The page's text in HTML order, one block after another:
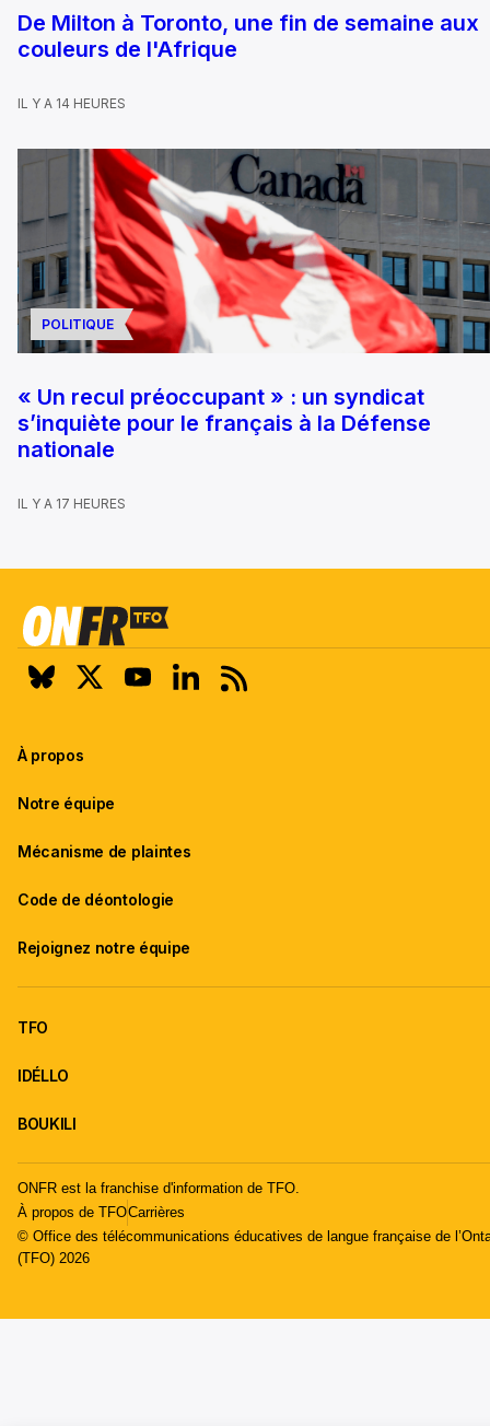
De Milton à Toronto, une fin de semaine aux
couleurs de l'Afrique
IL Y A 14 HEURES
POLITIQUE
« Un recul préoccupant » : un syndicat
s’inquiète pour le français à la Défense
nationale
IL Y A 17 HEURES
À propos
Notre équipe
Mécanisme de plaintes
Code de déontologie
Rejoignez notre équipe
TFO
IDÉLLO
BOUKILI
ONFR est la franchise d'information de TFO.
À propos de TFOCarrières
© Office des télécommunications éducatives de langue française de
(TFO) 2026